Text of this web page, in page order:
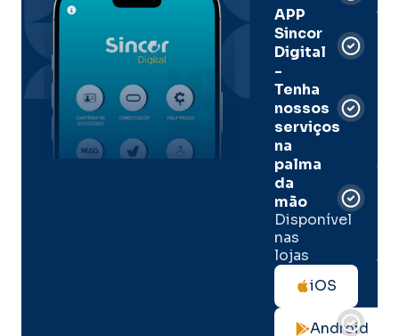
APP
Sincor
Digital
-
Tenha
nossos
serviços
na
palma
da
mão
Disponível
nas
lojas
iOS
Android
Sua